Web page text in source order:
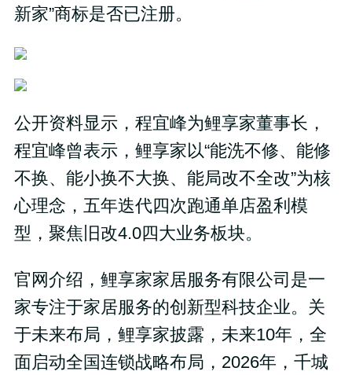
新家”商标是否已注册。
公开资料显示，程宜峰为鲤享家董事长，
程宜峰曾表示，鲤享家以“能洗不修、能修
不换、能小换不大换、能局改不全改”为核
心理念，五年迭代四次跑通单店盈利模
型，聚焦旧改4.0四大业务板块。
官网介绍，鲤享家家居服务有限公司是一
家专注于家居服务的创新型科技企业。关
于未来布局，鲤享家披露，未来10年，全
面启动全国连锁战略布局，2026年，千城